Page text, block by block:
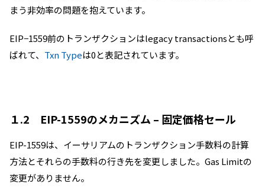
まう非効率の問題を抱えています。
EIP−1559前のトランザクションはlegacy transactionsとも呼
ばれて、 Txn Typeは0と表記されています。
１.2 EIP-1559のメカニズム – 固定価格セール
EIP-1559は、イーサリアムのトランザクション手数料の計算
方法とそれらの手数料の行き先を変更しました。Gas Limitの
変更がありません。